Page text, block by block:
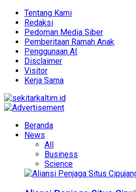
Tentang Kami
Redaksi
Pedoman Media Siber
Pemberitaan Ramah Anak
Penggunaan AI
Disclaimer
Visitor
Kerja Sama
Beranda
News
All
Business
Science